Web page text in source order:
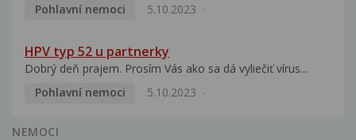
Pohlavní nemoci
5.10.2023
HPV typ 52 u partnerky
Dobrý deň prajem. Prosím Vás ako sa dá vyliečiť vírus...
Pohlavní nemoci
5.10.2023
NEMOCI